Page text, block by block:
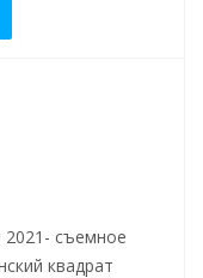
2021- съемное
квадрат